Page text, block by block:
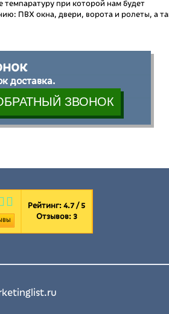
при которой нам будет
ПВХ окна, двери, ворота и ролеты, а
доставка.
Рейтинг: 4.7 / 5
Отзывов: 3